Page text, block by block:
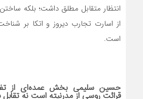
انتظار متقابل مطلق داشت؛ بلکه
از اسارت تجارب دیروز و اتکا بر
است.
حسین سلیمی بخش عمده‌ای از
قرائت روسی از مدرنیته است نه تقابل